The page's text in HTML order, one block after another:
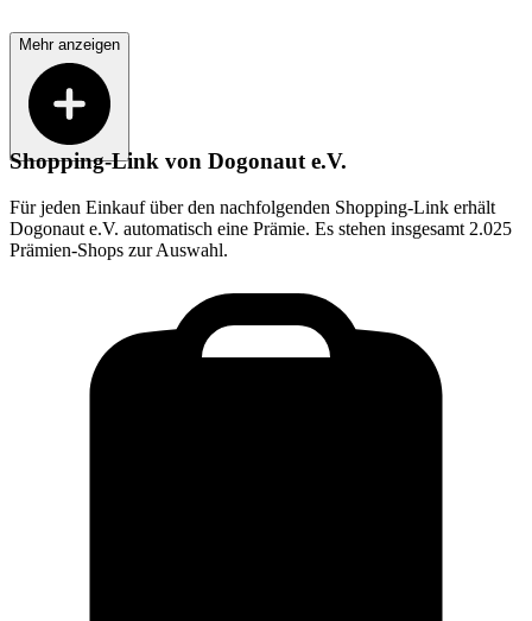
Mehr anzeigen
Shopping-Link von Dogonaut e.V.
Für jeden Einkauf über den nachfolgenden Shopping-Link erhält
Dogonaut e.V. automatisch eine Prämie. Es stehen insgesamt 2.025
Prämien-Shops zur Auswahl.